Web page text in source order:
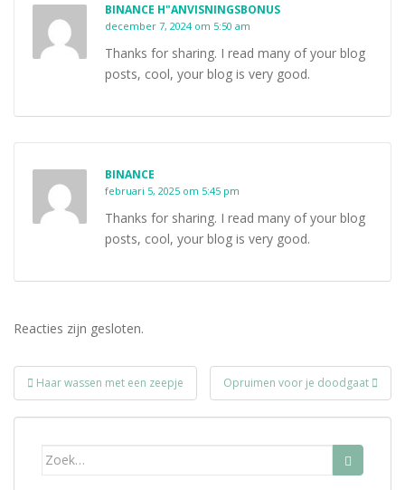
BINANCE H"ANVISNINGSBONUS
december 7, 2024 om 5:50 am
Thanks for sharing. I read many of your blog
posts, cool, your blog is very good.
BINANCE
februari 5, 2025 om 5:45 pm
Thanks for sharing. I read many of your blog
posts, cool, your blog is very good.
Reacties zijn gesloten.
Bericht
navigatie
Haar wassen met een zeepje Opruimen voor je doodgaat
Zoek